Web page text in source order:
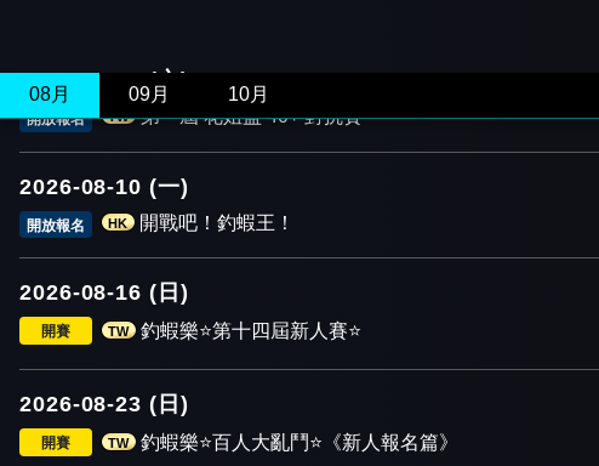
08月 09月 10月
2026-08-08 (六)
開放報名 TW 第一屆 花姐盃 40+ 對抗賽
2026-08-10 (一)
開放報名 HK 開戰吧！釣蝦王！
2026-08-16 (日)
開賽 TW 釣蝦樂⭐️第十四屆新人賽⭐️
2026-08-23 (日)
開賽 TW 釣蝦樂⭐️百人大亂鬥⭐️《新人報名篇》